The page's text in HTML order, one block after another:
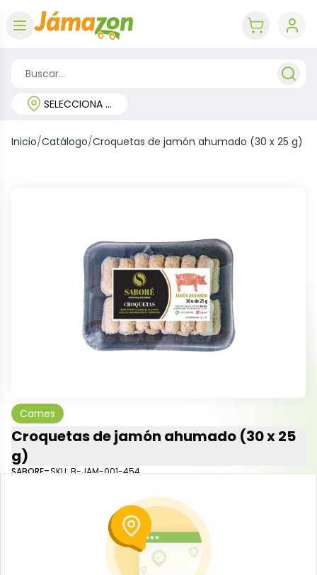
SELECCIONA TU REGIÓN
Inicio/Catálogo/Croquetas de jamón ahumado (30 x 25 g)
Carnes
Croquetas de jamón ahumado (30 x 25
g)
SABORE-SKU: B-JAM-001-454
Especificaciones